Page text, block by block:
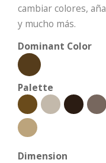
cambiar colores,
y mucho más.
Dominant Color
Palette
Dimension